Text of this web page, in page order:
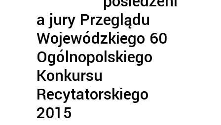
a jury Przeglądu
Wojewódzkiego 60
Ogólnopolskiego
Konkursu
Recytatorskiego
2015